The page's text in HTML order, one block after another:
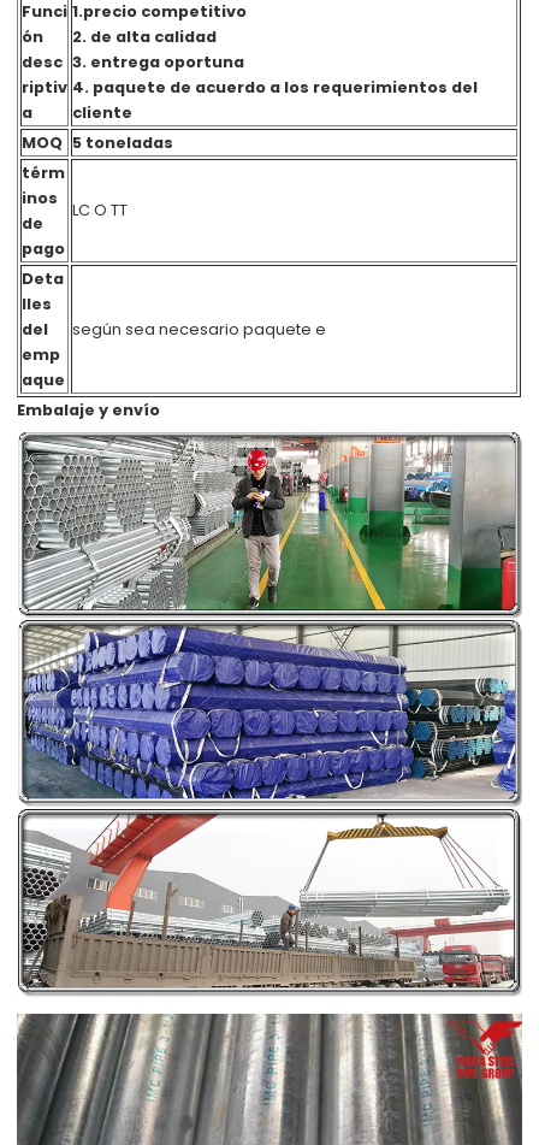
Funci
ón
desc
riptiv
a
1.precio competitivo
2. de alta calidad
3. entrega oportuna
4. paquete de acuerdo a los requerimientos del
cliente
MOQ 5 toneladas
térm
inos
de
pago
LC O TT
Deta
lles
del
emp
aque
según sea necesario paquete e
Embalaje y envío